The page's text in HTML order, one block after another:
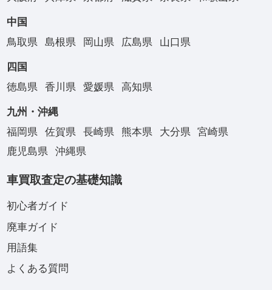
中国
鳥取県
島根県 岡山県 広島県 山口県
四国
徳島県
香川県 愛媛県 高知県
九州・沖縄
福岡県
佐賀県 長崎県 熊本県 大分県
宮崎県
鹿児島県
沖縄県
車買取査定の基礎知識
初心者ガイド
廃車ガイド
用語集
よくある質問